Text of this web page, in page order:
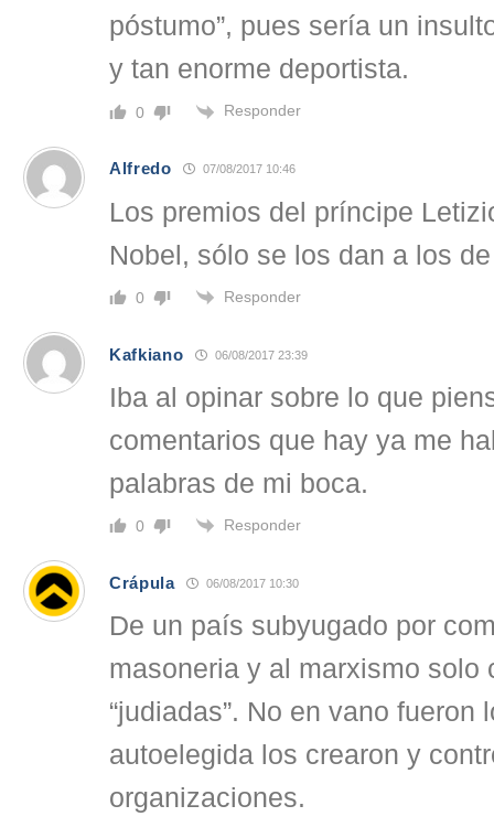
póstumo”, pues sería un
y tan enorme deportista.
0 Responder
Alfredo 07/08/2017 10:46
Los premios del príncipe
Nobel, sólo se los dan a los
0 Responder
Kafkiano 06/08/2017 23:39
Iba al opinar sobre lo que
comentarios que hay ya me
palabras de mi boca.
0 Responder
Crápula 06/08/2017 10:30
De un país subyugado por
masoneria y al marxismo solo
“judiadas”. No en vano fueron
autoelegida los crearon y
organizaciones.